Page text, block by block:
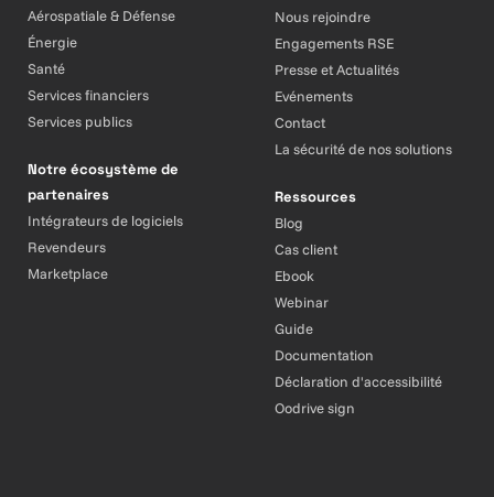
Aérospatiale & Défense
Énergie
Santé
Services financiers
Services publics
Notre écosystème de
partenaires
Intégrateurs de logiciels
Revendeurs
Marketplace
Nous rejoindre
Engagements RSE
Presse et Actualités
Evénements
Contact
La sécurité de nos solutions
Ressources
Blog
Cas client
Ebook
Webinar
Guide
Documentation
Déclaration d'accessibilité
Oodrive sign